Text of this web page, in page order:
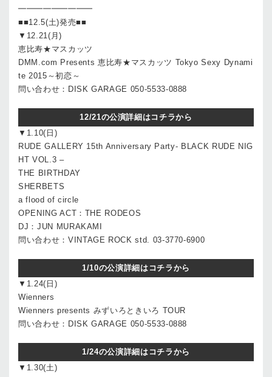
━━━━━━━━━
■■12.5(土)発売■■
▼12.21(月)
恵比寿★マスカッツ
DMM.com Presents 恵比寿★マスカッツ Tokyo Sexy Dynami
te 2015～初恋～
問い合わせ：DISK GARAGE 050-5533-0888
12/21の公演詳細はコチラから
▼1.10(日)
RUDE GALLERY 15th Anniversary Party- BLACK RUDE NIG
HT VOL.3 –
THE BIRTHDAY
SHERBETS
a flood of circle
OPENING ACT：THE RODEOS
DJ：JUN MURAKAMI
問い合わせ：VINTAGE ROCK std. 03-3770-6900
1/10の公演詳細はコチラから
▼1.24(日)
Wienners
Wienners presents みずいろときいろ TOUR
問い合わせ：DISK GARAGE 050-5533-0888
1/24の公演詳細はコチラから
▼1.30(土)